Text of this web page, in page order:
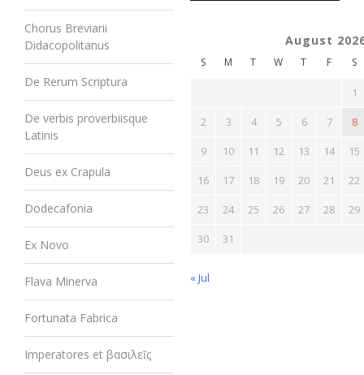
Chorus Breviarii
Didacopolitanus
De Rerum Scriptura
De verbis proverbiisque
Latinis
Deus ex Crapula
Dodecafonia
Ex Novo
Flava Minerva
Fortunata Fabrica
Imperatores et βασιλεῖς
August
S M T W T F S
1
2
3 4 5 6 7
8
9
10 11 12 13 14
15
16
17 18 19 20 21
22
23
24 25 26 27 28
29
30
31
« Jul